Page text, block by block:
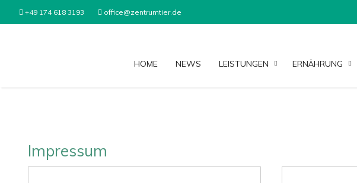
+49 174 618 3193 office@zentrumtier.de
HOME NEWS LEISTUNGEN ERNÄHRUNG
Impressum